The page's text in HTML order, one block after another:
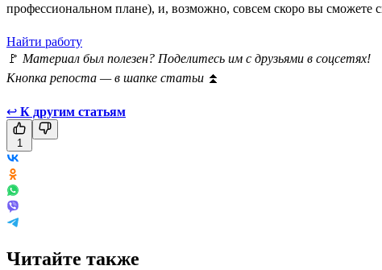
профессиональном плане), и, возможно, совсем скоро вы сможете
Найти работу
🚩 Материал был полезен? Поделитесь им с друзьями в соцсетях!
Кнопка репоста — в шапке статьи ⏫
↩ К другим статьям
1
Читайте также